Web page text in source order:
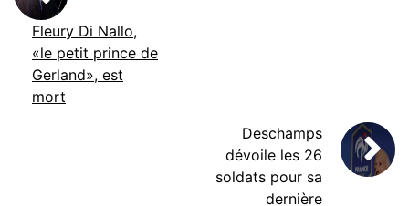
Fleury Di Nallo,
«le petit prince de
Gerland», est
mort
Deschamps
dévoile les 26
soldats pour sa
dernière